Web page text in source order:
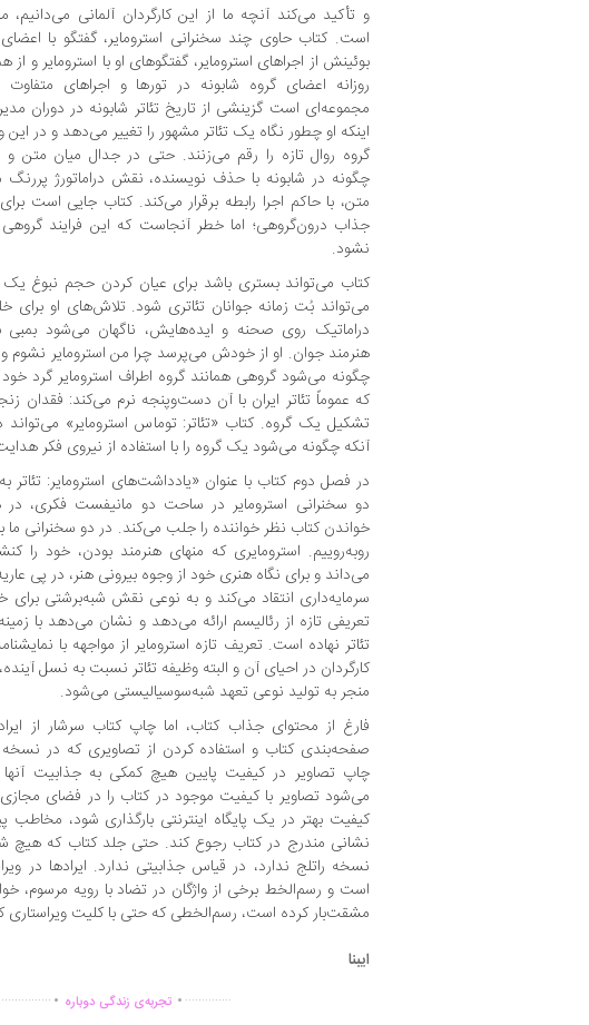
و تأکید می‌کند آنچه ما از این کارگردان آلمانی
است. کتاب حاوی چند سخنرانی استرومایر، گفتگو با
بوئینش از اجراهای استرومایر، گفتگوهای او با استرومایر و
روزانه اعضای گروه شابونه در تورها و اجراهای
مجموعه‌ای است گزینشی از تاریخ تئاتر شابونه در دوران
اینکه او چطور نگاه یک تئاتر مشهور را تغییر می‌دهد و در
گروه روال تازه را رقم می‌زنند. حتی در جدال میان
چگونه در شابونه با حذف نویسنده، نقش دراماتورژ
متن، با حاکم اجرا رابطه برقرار می‌کند. کتاب جایی است
جذاب درون‌گروهی؛ اما خطر آنجاست که این فرایند
نشود.
کتاب می‌تواند بستری باشد برای عیان کردن حجم نبوغ یک
می‌تواند بُت زمانه جوانان تئاتری شود. تلاش‌های او
دراماتیک روی صحنه و ایده‌هایش، ناگهان می‌شود بمبی
هنرمند جوان. او از خودش می‌پرسد چرا من استرومایر
چگونه می‌شود گروهی همانند گروه اطراف استرومایر گرد
که عموماً تئاتر ایران با آن دست‌وپنجه نرم می‌کند: فقدان
تشکیل یک گروه. کتاب «تئاتر: توماس استرومایر» می‌تواند
آنکه چگونه می‌شود یک گروه را با استفاده از نیروی فکر
در فصل دوم کتاب با عنوان «یادداشت‌های استرومایر:
دو سخنرانی استرومایر در ساحت دو مانیفست فکری،
خواندن کتاب نظر خواننده را جلب می‌کند. در دو سخنرانی ما
روبه‌روییم. استرومایری که منهای هنرمند بودن، خود را
می‌داند و برای نگاه هنری خود از وجوه بیرونی هنر، در پی
سرمایه‌داری انتقاد می‌کند و به نوعی نقش شبه‌برشتی
تعریفی تازه از رئالیسم ارائه می‌دهد و نشان می‌دهد با
تئاتر نهاده است. تعریف تازه استرومایر از مواجهه با
کارگردان در احیای آن و البته وظیفه تئاتر نسبت به نسل
منجر به تولید نوعی تعهد شبه‌سوسیالیستی می‌شود.
فارغ از محتوای جذاب کتاب، اما چاپ کتاب سرشار از
صفحه‌بندی کتاب و استفاده کردن از تصاویری که در
چاپ تصاویر در کیفیت پایین هیچ کمکی به جذابیت آنها
می‌شود تصاویر با کیفیت موجود در کتاب را در فضای
کیفیت بهتر در یک پایگاه اینترنتی بارگذاری شود، مخاطب
نشانی مندرج در کتاب رجوع کند. حتی جلد کتاب که هیچ
نسخه راتلج ندارد، در قیاس جذابیتی ندارد. ایرادها در
است و رسم‌الخط برخی از واژگان در تضاد با رویه مرسوم،
مشقت‌بار کرده است، رسم‌الخطی که حتی با کلیت ویراستاری
ایبنا
............... . تجربه‌ی زندگی دوباره . ..............